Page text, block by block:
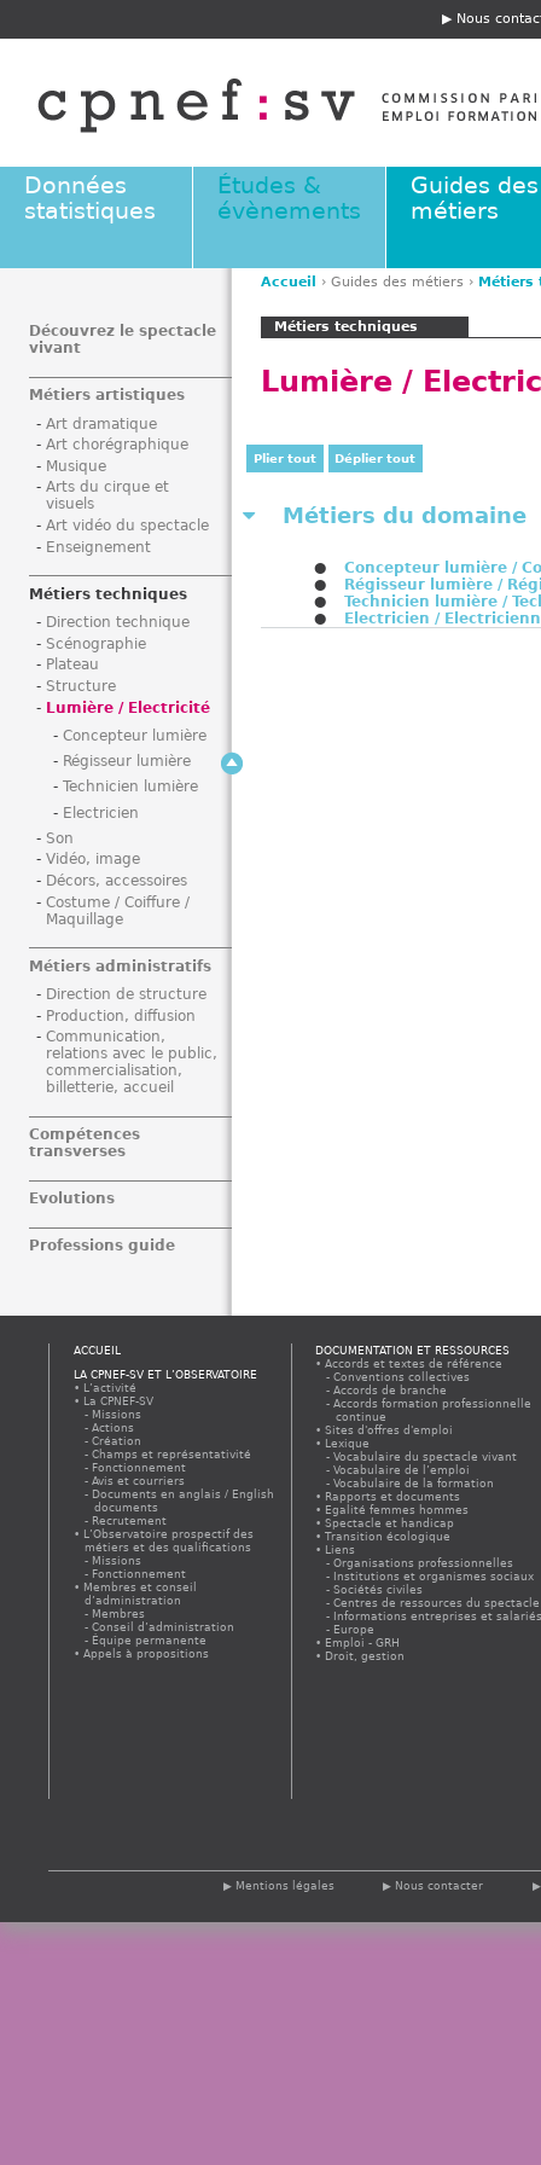
E
t
ê
e
Nous
Données
statistiques
Études &
évènements
Guides des
métiers
s
e
Accueil › Guides des métiers › Métiers
Métiers techniques
Lumière /
Plier tout Déplier tout
Métiers du domaine
Concepteur lumière /
Régisseur lumière /
Technicien lumière /
Electricien /
Découvrez le spectacle
vivant
Métiers artistiques
Art dramatique
Art chorégraphique
Musique
Arts du cirque et
visuels
Art vidéo du spectacle
Enseignement
Métiers techniques
Direction technique
Scénographie
Plateau
Structure
Lumière / Electricité
Concepteur lumière
Régisseur lumière
Technicien lumière
Electricien
Son
Vidéo, image
Décors, accessoires
Costume / Coiffure /
Maquillage
Métiers administratifs
Direction de structure
Production, diffusion
Communication,
relations avec le public,
commercialisation,
billetterie, accueil
Compétences
transverses
Evolutions
Professions guide
ACCUEIL
LA CPNEF-SV ET L’OBSERVATOIRE
L’activité
La CPNEF-SV
Missions
Actions
Création
Champs et représentativité
Fonctionnement
Avis et courriers
Documents en anglais / English
documents
Recrutement
L’Observatoire prospectif des
métiers et des qualifications
Missions
Fonctionnement
Membres et conseil
d’administration
Membres
Conseil d’administration
Équipe permanente
Appels à propositions
DOCUMENTATION ET RESSOURCES
Accords et textes de référence
Conventions collectives
Accords de branche
Accords formation professionnelle
continue
Sites d'offres d'emploi
Lexique
Vocabulaire du spectacle vivant
Vocabulaire de l’emploi
Vocabulaire de la formation
Rapports et documents
Egalité femmes hommes
Spectacle et handicap
Transition écologique
Liens
Organisations professionnelles
Institutions et organismes sociaux
Sociétés civiles
Centres de ressources du spectacle
Informations entreprises et
Europe
Emploi - GRH
Droit, gestion
Mentions légales Nous contacter